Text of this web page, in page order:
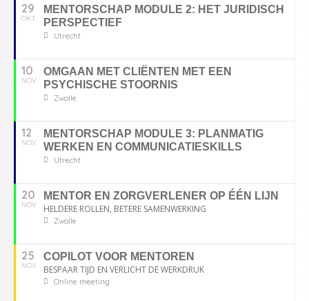
29
OKT
MENTORSCHAP MODULE 2: HET JURIDISCH
PERSPECTIEF
Utrecht
10
NOV
OMGAAN MET CLIËNTEN MET EEN
PSYCHISCHE STOORNIS
Zwolle
12
NOV
MENTORSCHAP MODULE 3: PLANMATIG
WERKEN EN COMMUNICATIESKILLS
Utrecht
20
NOV
MENTOR EN ZORGVERLENER OP ÉÉN LIJN
HELDERE ROLLEN, BETERE SAMENWERKING
Zwolle
25
NOV
COPILOT VOOR MENTOREN
BESPAAR TIJD EN VERLICHT DE WERKDRUK
Online meeting